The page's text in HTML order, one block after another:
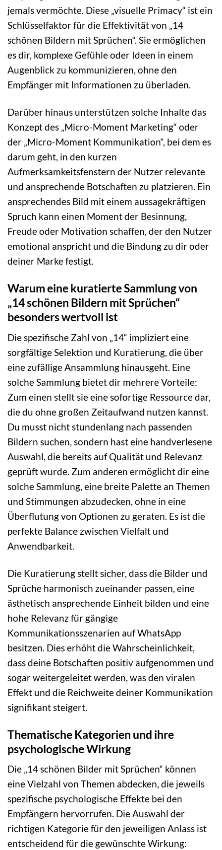
jemals vermöchte. Diese „visuelle Primacy“ ist ein
Schlüsselfaktor für die Effektivität von „14
schönen Bildern mit Sprüchen“. Sie ermöglichen
es dir, komplexe Gefühle oder Ideen in einem
Augenblick zu kommunizieren, ohne den
Empfänger mit Informationen zu überladen.
Darüber hinaus unterstützen solche Inhalte das
Konzept des „Micro-Moment Marketing“ oder
der „Micro-Moment Kommunikation“, bei dem es
darum geht, in den kurzen
Aufmerksamkeitsfenstern der Nutzer relevante
und ansprechende Botschaften zu platzieren. Ein
ansprechendes Bild mit einem aussagekräftigen
Spruch kann einen Moment der Besinnung,
Freude oder Motivation schaffen, der den Nutzer
emotional anspricht und die Bindung zu dir oder
deiner Marke festigt.
Warum eine kuratierte Sammlung von
„14 schönen Bildern mit Sprüchen“
besonders wertvoll ist
Die spezifische Zahl von „14“ impliziert eine
sorgfältige Selektion und Kuratierung, die über
eine zufällige Ansammlung hinausgeht. Eine
solche Sammlung bietet dir mehrere Vorteile:
Zum einen stellt sie eine sofortige Ressource dar,
die du ohne großen Zeitaufwand nutzen kannst.
Du musst nicht stundenlang nach passenden
Bildern suchen, sondern hast eine handverlesene
Auswahl, die bereits auf Qualität und Relevanz
geprüft wurde. Zum anderen ermöglicht dir eine
solche Sammlung, eine breite Palette an Themen
und Stimmungen abzudecken, ohne in eine
Überflutung von Optionen zu geraten. Es ist die
perfekte Balance zwischen Vielfalt und
Anwendbarkeit.
Die Kuratierung stellt sicher, dass die Bilder und
Sprüche harmonisch zueinander passen, eine
ästhetisch ansprechende Einheit bilden und eine
hohe Relevanz für gängige
Kommunikationsszenarien auf WhatsApp
besitzen. Dies erhöht die Wahrscheinlichkeit,
dass deine Botschaften positiv aufgenommen und
sogar weitergeleitet werden, was den viralen
Effekt und die Reichweite deiner Kommunikation
signifikant steigert.
Thematische Kategorien und ihre
psychologische Wirkung
Die „14 schönen Bilder mit Sprüchen“ können
eine Vielzahl von Themen abdecken, die jeweils
spezifische psychologische Effekte bei den
Empfängern hervorrufen. Die Auswahl der
richtigen Kategorie für den jeweiligen Anlass ist
entscheidend für die gewünschte Wirkung: